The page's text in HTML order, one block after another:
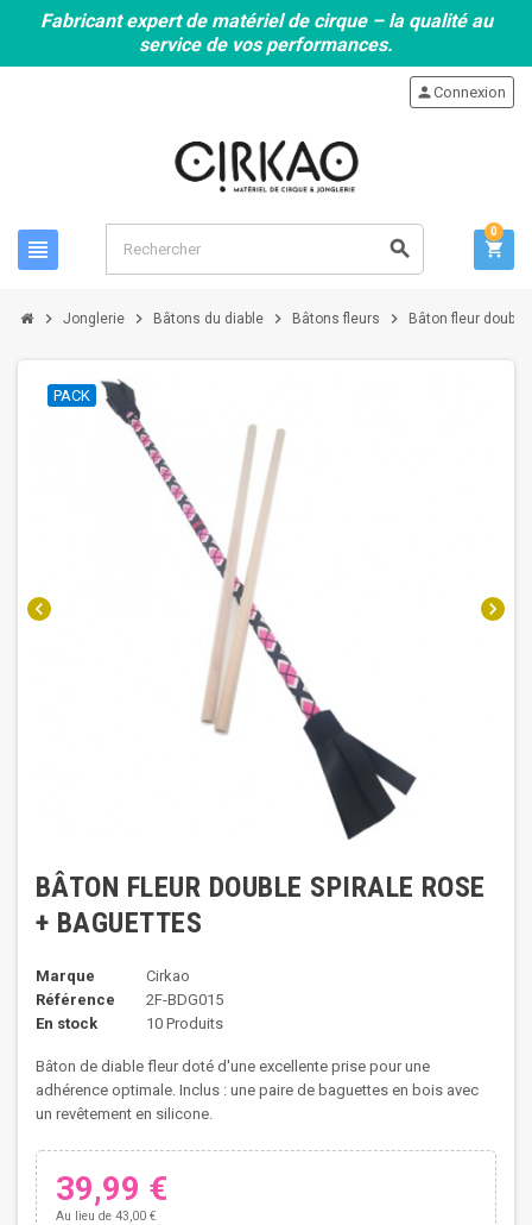
Fabricant expert de matériel de cirque – la qualité au
service de vos performances.
view_headline search
personConnexion
shopping_cart
0
chevron_right Jonglerie chevron_right Bâtons du diable chevron_right Bâtons fleurs chevron_right Bâton fleur
chevron_left chevron_right
PACK
BÂTON FLEUR DOUBLE SPIRALE ROSE
+ BAGUETTES
Marque
Cirkao
Référence
2F-BDG015
En stock
10 Produits
Bâton de diable fleur doté d'une excellente prise pour une
adhérence optimale. Inclus : une paire de baguettes en bois avec
un revêtement en silicone.
39,99 €
Au lieu de 43,00 €